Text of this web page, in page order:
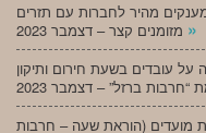
מענקים מהיר לחברות עם תזרים
»
– תיקון מס’ 5 לחוק הגנה על עובדים בשעת חירום ותיקון
מועדים (הוראת שעה – חרבות